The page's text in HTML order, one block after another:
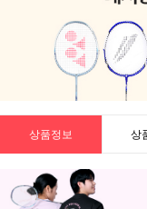
상품정보 상